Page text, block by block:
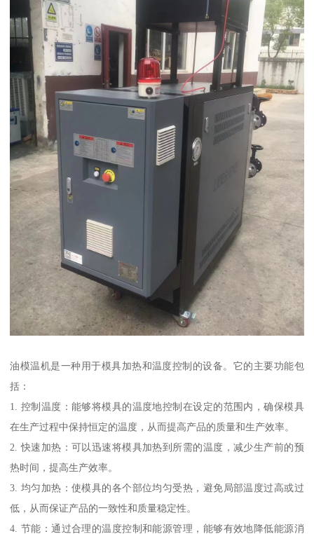
油模温机是一种用于模具加热和温度控制的设备。它的主要功能包
括：
1. 控制温度：能够将模具的温度地控制在设定的范围内，确保模具
在生产过程中保持恒定的温度，从而提高产品的质量和生产效率。
2. 快速加热：可以迅速将模具加热到所需的温度，减少生产前的预
热时间，提高生产效率。
3. 均匀加热：使模具的各个部位均匀受热，避免局部温度过高或过
低，从而保证产品的一致性和质量稳定性。
4. 节能：通过合理的温度控制和能源管理，能够有效地降低能源消